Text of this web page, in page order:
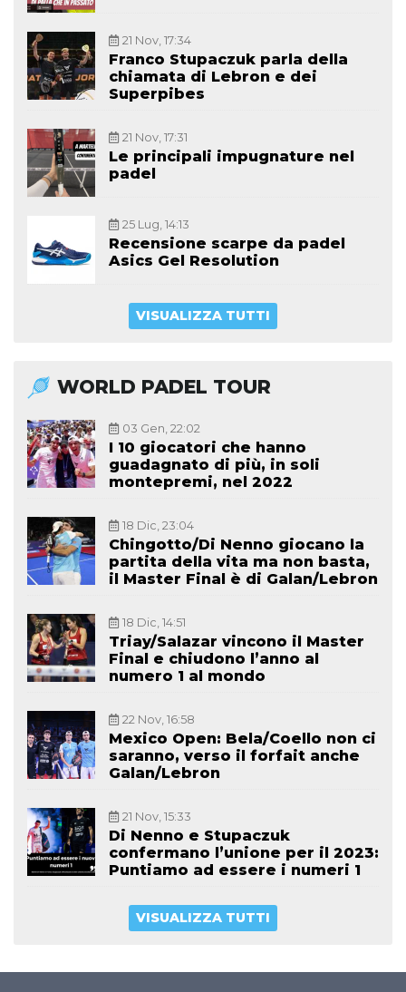
21 Nov, 17:34
Franco Stupaczuk parla della
chiamata di Lebron e dei
Superpibes
21 Nov, 17:31
Le principali impugnature nel
padel
25 Lug, 14:13
Recensione scarpe da padel
Asics Gel Resolution
VISUALIZZA TUTTI
WORLD PADEL TOUR
03 Gen, 22:02
I 10 giocatori che hanno
guadagnato di più, in soli
montepremi, nel 2022
18 Dic, 23:04
Chingotto/Di Nenno giocano la
partita della vita ma non basta,
il Master Final è di Galan/Lebron
18 Dic, 14:51
Triay/Salazar vincono il Master
Final e chiudono l’anno al
numero 1 al mondo
22 Nov, 16:58
Mexico Open: Bela/Coello non ci
saranno, verso il forfait anche
Galan/Lebron
21 Nov, 15:33
Di Nenno e Stupaczuk
confermano l’unione per il 2023:
Puntiamo ad essere i numeri 1
VISUALIZZA TUTTI